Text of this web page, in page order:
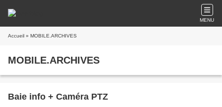
MENU
Accueil » MOBILE.ARCHIVES
MOBILE.ARCHIVES
Baie info + Caméra PTZ